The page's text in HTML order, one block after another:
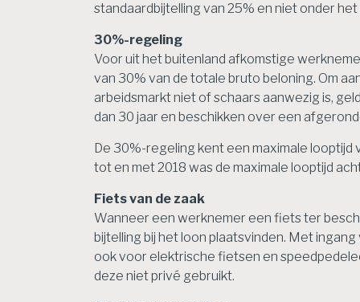
standaardbijtelling van 25% en niet onder
30%-regeling
Voor uit het buitenland afkomstige
van 30% van de totale bruto beloning. Om
arbeidsmarkt niet of schaars aanwezig is,
dan 30 jaar en beschikken over een
De 30%-regeling kent een maximale looptijd
tot en met 2018 was de maximale looptijd
Fiets van de zaak
Wanneer een werknemer een fiets ter
bijtelling bij het loon plaatsvinden. Met
ook voor elektrische fietsen en
deze niet privé gebruikt.